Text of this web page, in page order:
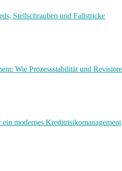
Stellschrauben und Fallstricke
Wie Prozessstabilität und
modernes Kreditrisikomanagement